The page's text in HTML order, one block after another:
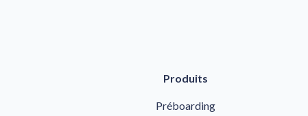
Produits
Préboarding